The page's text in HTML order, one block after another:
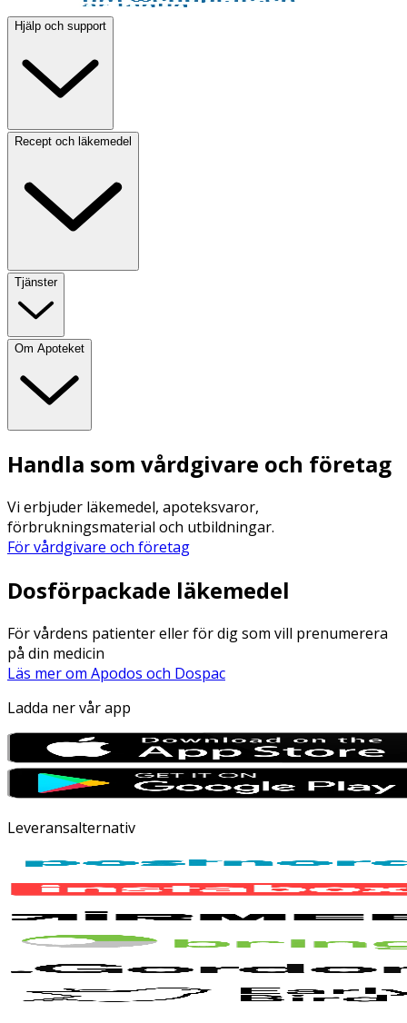
Hjälp och support
Recept och läkemedel
Tjänster
Om Apoteket
Handla som vårdgivare och företag
Vi erbjuder läkemedel, apoteksvaror,
förbrukningsmaterial och utbildningar.
För vårdgivare och företag
Dosförpackade läkemedel
För vårdens patienter eller för dig som vill prenumerera
på din medicin
Läs mer om Apodos och Dospac
Ladda ner vår app
Leveransalternativ